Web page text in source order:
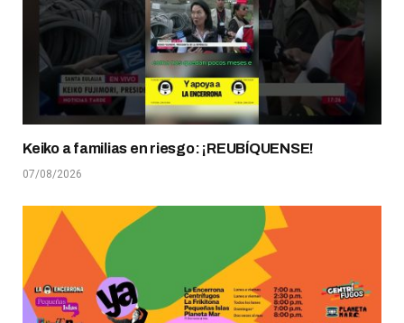
Keiko a familias en riesgo: ¡REUBÍQUENSE!
07/08/2026